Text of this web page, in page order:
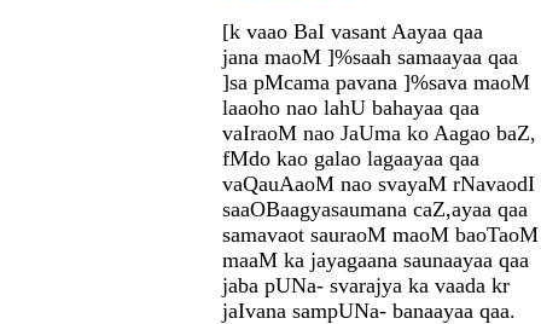
[k vaao BaI vasant Aayaa qaa
jana maoM ]%saah samaayaa qaa
]sa pMcama pavana ]%sava maoM
laaoho nao lahU bahayaa qaa
vaIraoM nao JaUma ko Aagao baZ,
fMdo kao galao lagaayaa qaa
vaQauAaoM nao svayaM rNavaodI
saaOBaagyasaumana caZ,ayaa qaa
samavaot sauraoM maoM
maaM ka jayagaana saunaayaa qaa
jaba pUNa- svarajya ka vaada kr
jaIvana sampUNa- banaayaa qaa.